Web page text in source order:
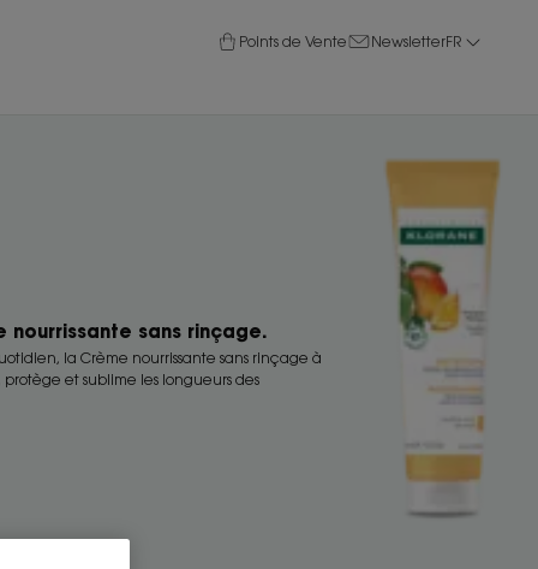
Points de Vente NewsletterFR
nourrissante sans rinçage.
la Crème nourrissante sans rinçage à
et sublime les longueurs des